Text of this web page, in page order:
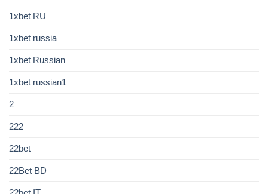
1xbet RU
1xbet russia
1xbet Russian
1xbet russian1
2
222
22bet
22Bet BD